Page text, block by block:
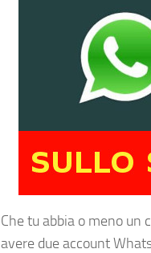
Che tu abbia o meno un
avere due account